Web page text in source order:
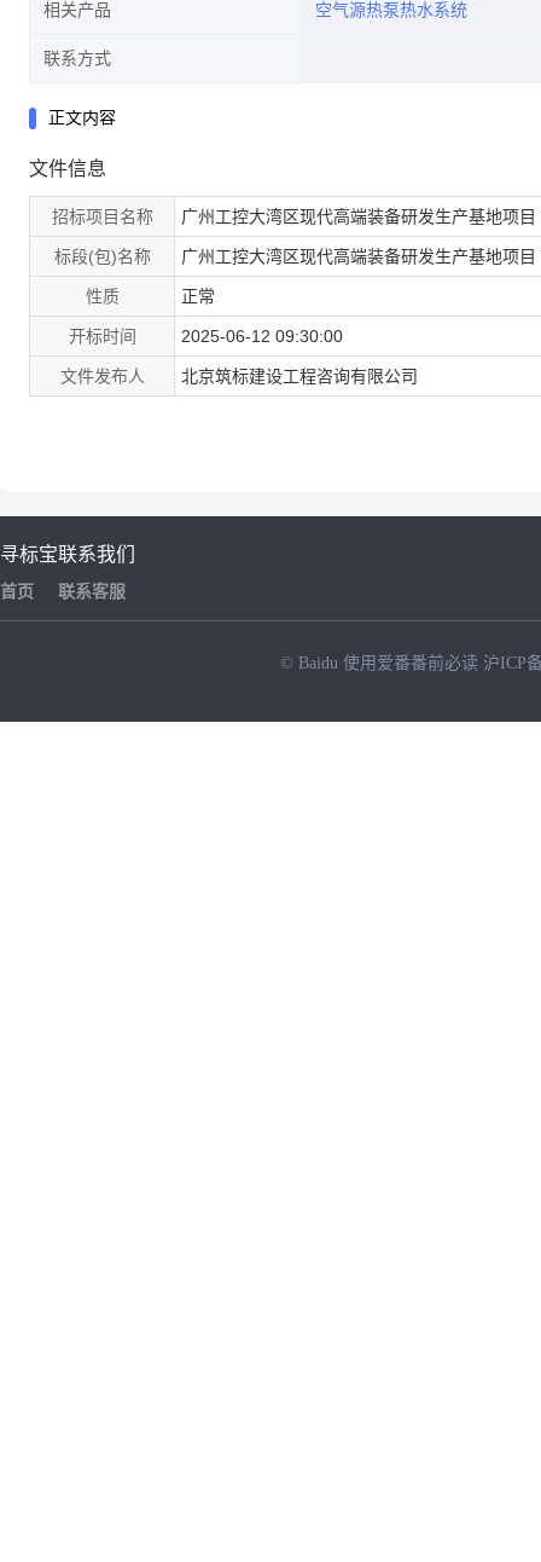
相关产品 空气源热泵热水系统
联系方式
正文内容
文件信息
招标项目名称 广州工控大湾区现代高端装备研发生产基地项
标段(包)名称 广州工控大湾区现代高端装备研发生产基地项
性质 正常
开标时间 2025-06-12 09:30:00
文件发布人 北京筑标建设工程咨询有限公司
寻标宝
首页
联系我们
联系客服
© Baidu 使用爱番番前必读 沪ICP